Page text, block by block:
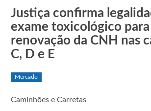
Justiça confirma
exame toxicológico para
renovação da CNH nas
C, D e E
Mercado
Caminhões e Carretas